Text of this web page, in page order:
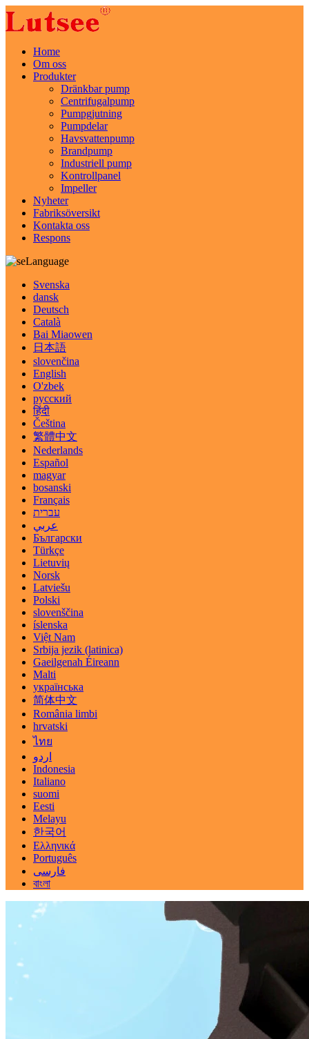
Home
Om oss
Produkter
Dränkbar pump
Centrifugalpump
Pumpgjutning
Pumpdelar
Havsvattenpump
Brandpump
Industriell pump
Kontrollpanel
Impeller
Nyheter
Fabriksöversikt
Kontakta oss
Respons
Language
Svenska
dansk
Deutsch
Català
Bai Miaowen
日本語
slovenčina
English
O'zbek
русский
हिंदी
Čeština
繁體中文
Nederlands
Español
magyar
bosanski
Français
עברית
عربي
Български
Türkçe
Lietuvių
Norsk
Latviešu
Polski
slovenščina
íslenska
Việt Nam
Srbija jezik (latinica)
Gaeilgenah Éireann
Malti
українська
简体中文
România limbi
hrvatski
ไทย
اردو
Indonesia
Italiano
suomi
Eesti
Melayu
한국어
Ελληνικά
Português
فارسی
বাংলা